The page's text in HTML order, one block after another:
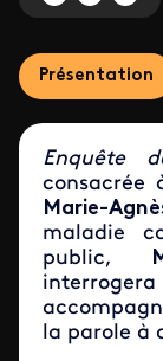
Présentation
Enquête
consacrée
Marie-
maladie
public,
la parole à